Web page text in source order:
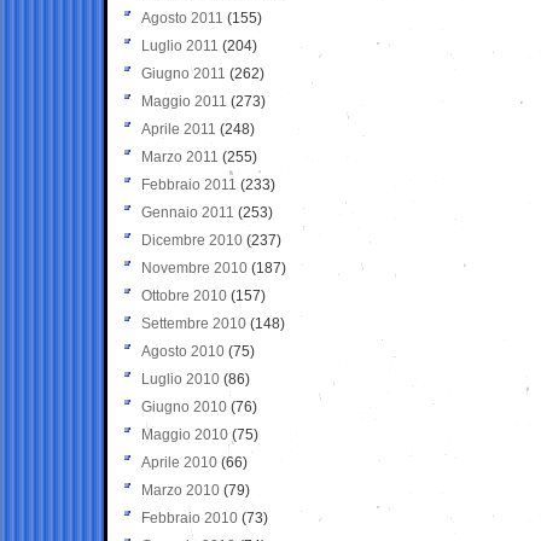
Agosto 2011 (155)
Luglio 2011 (204)
Giugno 2011 (262)
Maggio 2011 (273)
Aprile 2011 (248)
Marzo 2011 (255)
Febbraio 2011 (233)
Gennaio 2011 (253)
Dicembre 2010 (237)
Novembre 2010 (187)
Ottobre 2010 (157)
Settembre 2010 (148)
Agosto 2010 (75)
Luglio 2010 (86)
Giugno 2010 (76)
Maggio 2010 (75)
Aprile 2010 (66)
Marzo 2010 (79)
Febbraio 2010 (73)